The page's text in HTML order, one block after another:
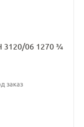
3120/06 1270 ¾
заказ